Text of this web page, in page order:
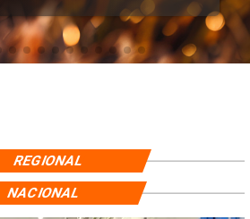
REGIONAL
NACIONAL